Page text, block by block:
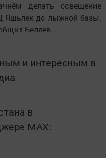
делать освещение
Яшьлек до лыжной базы.
Беляев.
и интересным в
в
MАХ: